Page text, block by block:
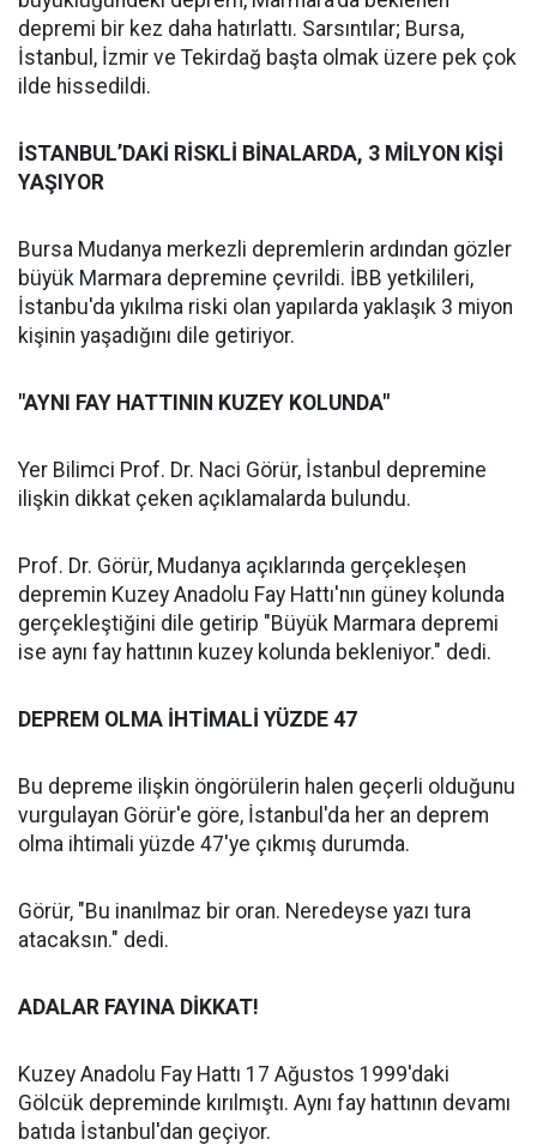
depremi bir kez daha hatırlattı. Sarsıntılar; Bursa,
İstanbul, İzmir ve Tekirdağ başta olmak üzere pek çok
ilde hissedildi.
İSTANBUL’DAKİ RİSKLİ BİNALARDA, 3 MİLYON KİŞİ
YAŞIYOR
Bursa Mudanya merkezli depremlerin ardından gözler
büyük Marmara depremine çevrildi. İBB yetkilileri,
İstanbu'da yıkılma riski olan yapılarda yaklaşık 3 miyon
kişinin yaşadığını dile getiriyor.
"AYNI FAY HATTININ KUZEY KOLUNDA"
Yer Bilimci Prof. Dr. Naci Görür, İstanbul depremine
ilişkin dikkat çeken açıklamalarda bulundu.
Prof. Dr. Görür, Mudanya açıklarında gerçekleşen
depremin Kuzey Anadolu Fay Hattı'nın güney kolunda
gerçekleştiğini dile getirip "Büyük Marmara depremi
ise aynı fay hattının kuzey kolunda bekleniyor." dedi.
DEPREM OLMA İHTİMALİ YÜZDE 47
Bu depreme ilişkin öngörülerin halen geçerli olduğunu
vurgulayan Görür'e göre, İstanbul'da her an deprem
olma ihtimali yüzde 47'ye çıkmış durumda.
Görür, "Bu inanılmaz bir oran. Neredeyse yazı tura
atacaksın." dedi.
ADALAR FAYINA DİKKAT!
Kuzey Anadolu Fay Hattı 17 Ağustos 1999'daki
Gölcük depreminde kırılmıştı. Aynı fay hattının devamı
batıda İstanbul'dan geçiyor.